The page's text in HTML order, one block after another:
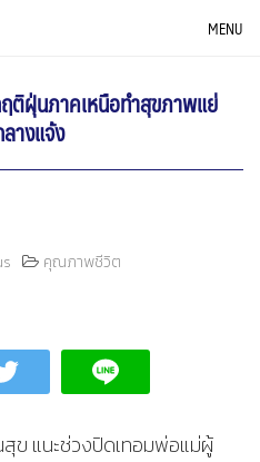
MENU
ติฝุ่นภาคเหนือทำสุขภาพแย่
างแจ้ง
คุณภาพชีวิต
ข แนะช่วงปิดเทอมพ่อแม่ผู้